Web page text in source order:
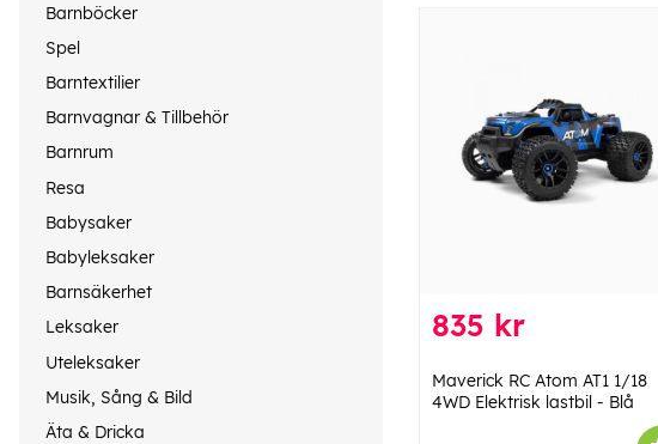
Barnböcker
Spel
Barntextilier
Barnvagnar & Tillbehör
Barnrum
Resa
Babysaker
Babyleksaker
Barnsäkerhet
Leksaker
Uteleksaker
Musik, Sång & Bild
Äta & Dricka
835 kr
Maverick RC Atom AT1 1/18
4WD Elektrisk lastbil - Blå